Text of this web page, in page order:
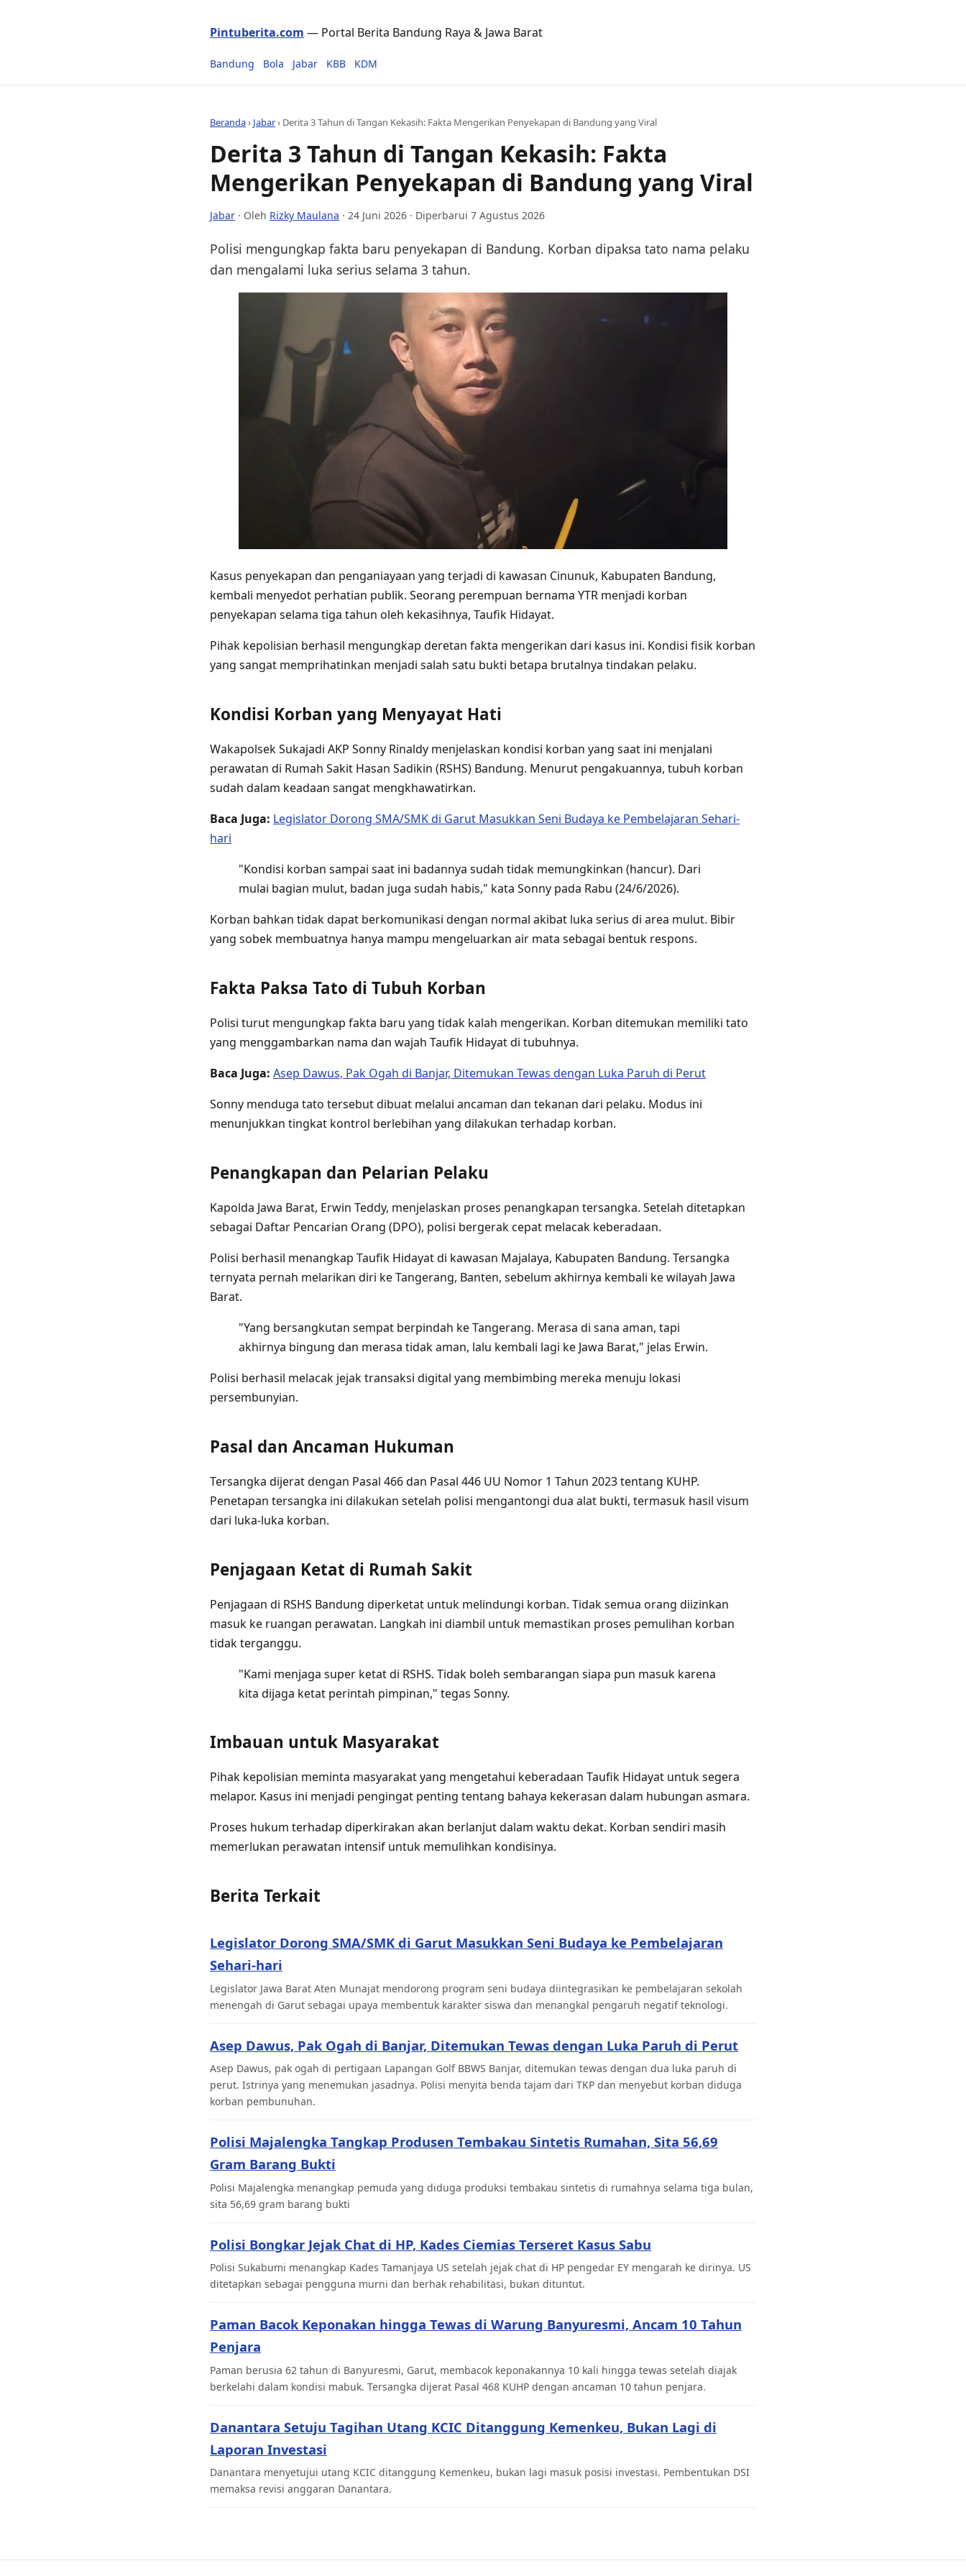
Pintuberita.com — Portal Berita Bandung Raya & Jawa Barat
Bandung Bola Jabar KBB KDM
Beranda› Jabar› Derita 3 Tahun di Tangan Kekasih: Fakta Mengerikan Penyekapan di Bandung yang Viral
Derita 3 Tahun di Tangan Kekasih: Fakta
Mengerikan Penyekapan di Bandung yang Viral
Jabar · Oleh Rizky Maulana · 24 Juni 2026 · Diperbarui 7 Agustus 2026
Polisi mengungkap fakta baru penyekapan di Bandung. Korban dipaksa tato nama pelaku
dan mengalami luka serius selama 3 tahun.
Kasus penyekapan dan penganiayaan yang terjadi di kawasan Cinunuk, Kabupaten Bandung,
kembali menyedot perhatian publik. Seorang perempuan bernama YTR menjadi korban
penyekapan selama tiga tahun oleh kekasihnya, Taufik Hidayat.
Pihak kepolisian berhasil mengungkap deretan fakta mengerikan dari kasus ini. Kondisi fisik korban
yang sangat memprihatinkan menjadi salah satu bukti betapa brutalnya tindakan pelaku.
Kondisi Korban yang Menyayat Hati
Wakapolsek Sukajadi AKP Sonny Rinaldy menjelaskan kondisi korban yang saat ini menjalani
perawatan di Rumah Sakit Hasan Sadikin (RSHS) Bandung. Menurut pengakuannya, tubuh korban
sudah dalam keadaan sangat mengkhawatirkan.
Baca Juga: Legislator Dorong SMA/SMK di Garut Masukkan Seni Budaya ke Pembelajaran Sehari-
hari
"Kondisi korban sampai saat ini badannya sudah tidak memungkinkan (hancur). Dari
mulai bagian mulut, badan juga sudah habis," kata Sonny pada Rabu (24/6/2026).
Korban bahkan tidak dapat berkomunikasi dengan normal akibat luka serius di area mulut. Bibir
yang sobek membuatnya hanya mampu mengeluarkan air mata sebagai bentuk respons.
Fakta Paksa Tato di Tubuh Korban
Polisi turut mengungkap fakta baru yang tidak kalah mengerikan. Korban ditemukan memiliki tato
yang menggambarkan nama dan wajah Taufik Hidayat di tubuhnya.
Baca Juga: Asep Dawus, Pak Ogah di Banjar, Ditemukan Tewas dengan Luka Paruh di Perut
Sonny menduga tato tersebut dibuat melalui ancaman dan tekanan dari pelaku. Modus ini
menunjukkan tingkat kontrol berlebihan yang dilakukan terhadap korban.
Penangkapan dan Pelarian Pelaku
Kapolda Jawa Barat, Erwin Teddy, menjelaskan proses penangkapan tersangka. Setelah ditetapkan
sebagai Daftar Pencarian Orang (DPO), polisi bergerak cepat melacak keberadaan.
Polisi berhasil menangkap Taufik Hidayat di kawasan Majalaya, Kabupaten Bandung. Tersangka
ternyata pernah melarikan diri ke Tangerang, Banten, sebelum akhirnya kembali ke wilayah Jawa
Barat.
"Yang bersangkutan sempat berpindah ke Tangerang. Merasa di sana aman, tapi
akhirnya bingung dan merasa tidak aman, lalu kembali lagi ke Jawa Barat," jelas Erwin.
Polisi berhasil melacak jejak transaksi digital yang membimbing mereka menuju lokasi
persembunyian.
Pasal dan Ancaman Hukuman
Tersangka dijerat dengan Pasal 466 dan Pasal 446 UU Nomor 1 Tahun 2023 tentang KUHP.
Penetapan tersangka ini dilakukan setelah polisi mengantongi dua alat bukti, termasuk hasil visum
dari luka-luka korban.
Penjagaan Ketat di Rumah Sakit
Penjagaan di RSHS Bandung diperketat untuk melindungi korban. Tidak semua orang diizinkan
masuk ke ruangan perawatan. Langkah ini diambil untuk memastikan proses pemulihan korban
tidak terganggu.
"Kami menjaga super ketat di RSHS. Tidak boleh sembarangan siapa pun masuk karena
kita dijaga ketat perintah pimpinan," tegas Sonny.
Imbauan untuk Masyarakat
Pihak kepolisian meminta masyarakat yang mengetahui keberadaan Taufik Hidayat untuk segera
melapor. Kasus ini menjadi pengingat penting tentang bahaya kekerasan dalam hubungan asmara.
Proses hukum terhadap diperkirakan akan berlanjut dalam waktu dekat. Korban sendiri masih
memerlukan perawatan intensif untuk memulihkan kondisinya.
Berita Terkait
Legislator Dorong SMA/SMK di Garut Masukkan Seni Budaya ke Pembelajaran
Sehari-hari
Legislator Jawa Barat Aten Munajat mendorong program seni budaya diintegrasikan ke pembelajaran sekolah
menengah di Garut sebagai upaya membentuk karakter siswa dan menangkal pengaruh negatif teknologi.
Asep Dawus, Pak Ogah di Banjar, Ditemukan Tewas dengan Luka Paruh di Perut
Asep Dawus, pak ogah di pertigaan Lapangan Golf BBWS Banjar, ditemukan tewas dengan dua luka paruh di
perut. Istrinya yang menemukan jasadnya. Polisi menyita benda tajam dari TKP dan menyebut korban diduga
korban pembunuhan.
Polisi Majalengka Tangkap Produsen Tembakau Sintetis Rumahan, Sita 56,69
Gram Barang Bukti
Polisi Majalengka menangkap pemuda yang diduga produksi tembakau sintetis di rumahnya selama tiga bulan,
sita 56,69 gram barang bukti
Polisi Bongkar Jejak Chat di HP, Kades Ciemias Terseret Kasus Sabu
Polisi Sukabumi menangkap Kades Tamanjaya US setelah jejak chat di HP pengedar EY mengarah ke dirinya. US
ditetapkan sebagai pengguna murni dan berhak rehabilitasi, bukan dituntut.
Paman Bacok Keponakan hingga Tewas di Warung Banyuresmi, Ancam 10 Tahun
Penjara
Paman berusia 62 tahun di Banyuresmi, Garut, membacok keponakannya 10 kali hingga tewas setelah diajak
berkelahi dalam kondisi mabuk. Tersangka dijerat Pasal 468 KUHP dengan ancaman 10 tahun penjara.
Danantara Setuju Tagihan Utang KCIC Ditanggung Kemenkeu, Bukan Lagi di
Laporan Investasi
Danantara menyetujui utang KCIC ditanggung Kemenkeu, bukan lagi masuk posisi investasi. Pembentukan DSI
memaksa revisi anggaran Danantara.